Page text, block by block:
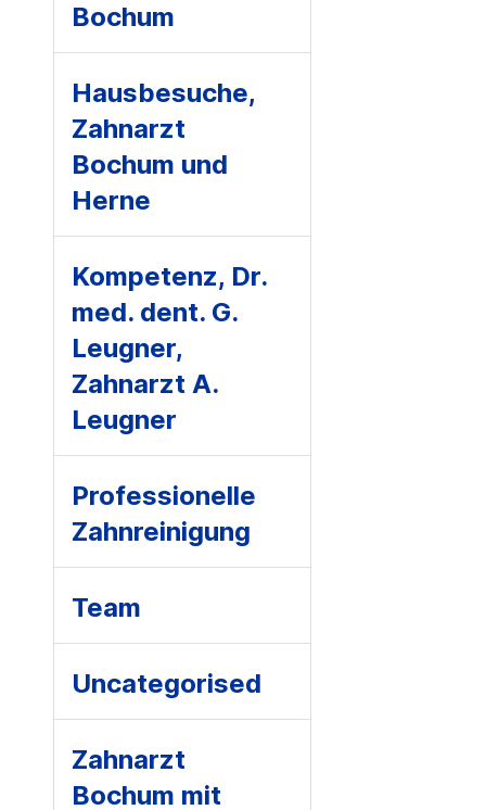
Bochum
Hausbesuche,
Zahnarzt
Bochum und
Herne
Kompetenz, Dr.
med. dent. G.
Leugner,
Zahnarzt A.
Leugner
Professionelle
Zahnreinigung
Team
Uncategorised
Zahnarzt
Bochum mit